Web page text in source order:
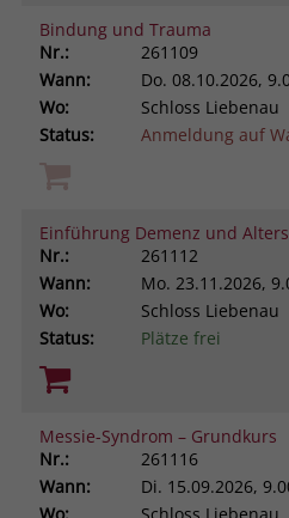
Bindung und Trauma
Nr.:
261109
Wann:
Do. 08.10.2026,
Wo:
Schloss Liebenau
Status:
Anmeldung auf
Einführung Demenz und
Nr.:
261112
Wann:
Mo. 23.11.2026,
Wo:
Schloss Liebenau
Status:
Plätze frei
Messie-Syndrom – Grundkurs
Nr.:
261116
Wann:
Di. 15.09.2026,
Anbieter
Laufzeit 1 Jahr
Zweck
zu speichern